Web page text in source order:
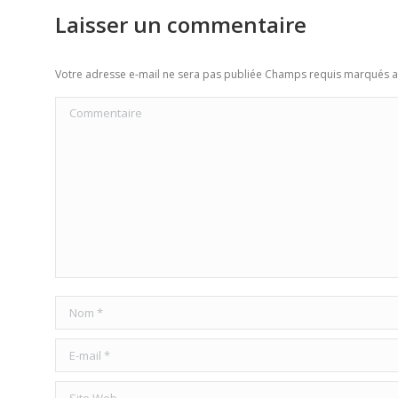
Laisser un commentaire
Votre adresse e-mail ne sera pas publiée Champs requis marqués
Commentaire
Nom *
E-mail *
Site Web